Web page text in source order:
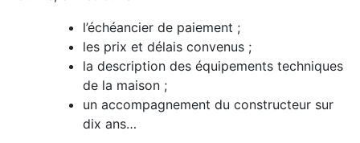
l’échéancier de paiement ;
les prix et délais convenus ;
la description des équipements techniques
de la maison ;
un accompagnement du constructeur sur
dix ans…